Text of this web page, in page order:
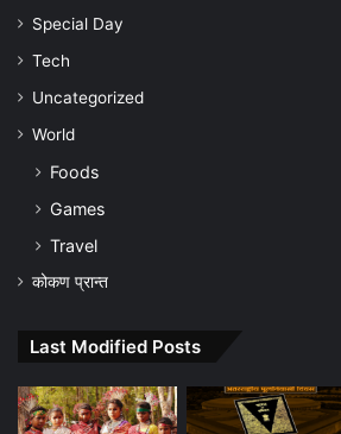
Special Day
Tech
Uncategorized
World
Foods
Games
Travel
कोकण प्रान्त
Last Modified Posts